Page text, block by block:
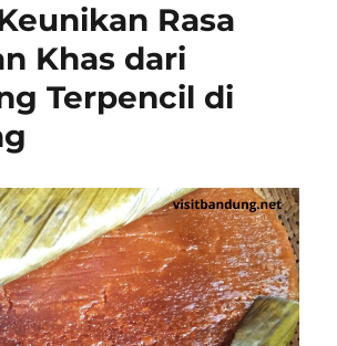
Rasa
Khas dari
Terpencil di